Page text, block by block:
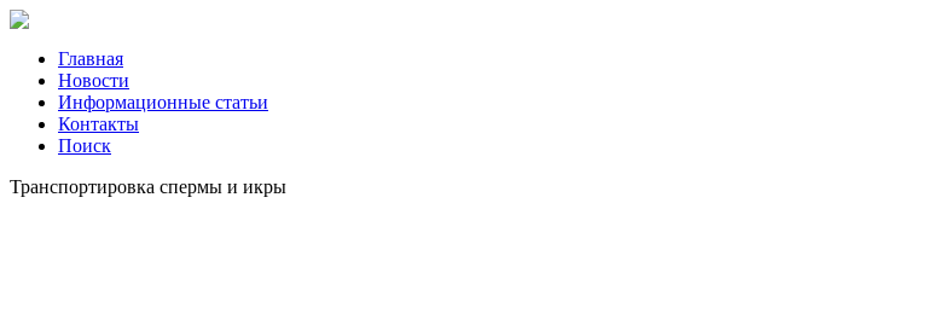
Главная
Новости
Информационные статьи
Контакты
Поиск
Транспортировка спермы и икры